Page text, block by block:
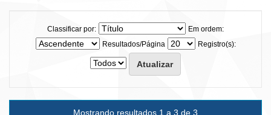
Classificar por:
Em ordem:
Resultados/Página
Registro(s):
Mostrando resultados 1 a 3 de 3